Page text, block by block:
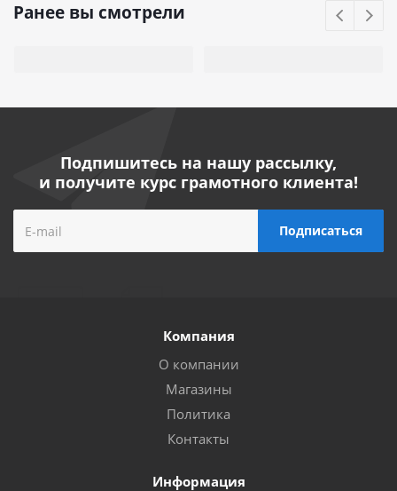
Ранее вы смотрели
Подпишитесь на нашу рассылку,
и получите курс грамотного клиента!
Компания
О компании
Магазины
Политика
Контакты
Информация